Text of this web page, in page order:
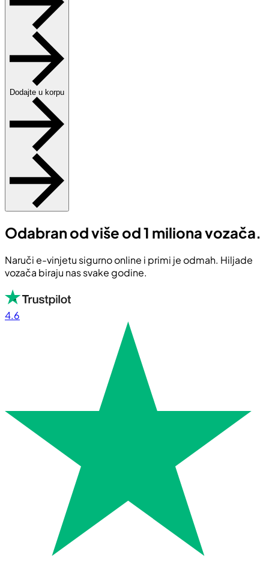
Dodajte u korpu
Odabran od više od 1 miliona vozača.
Naruči e-vinjetu sigurno online i primi je odmah. Hiljade
vozača biraju nas svake godine.
4.6